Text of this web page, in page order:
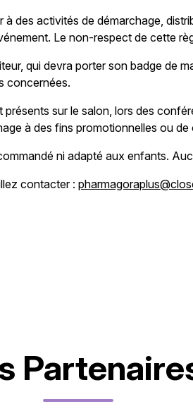
à des activités de démarchage,
Le non-respect de cette
qui devra porter son badge de
concernées.
sur le salon, lors des
à des fins promotionnelles ou
ni adapté aux enfants.
contacter :